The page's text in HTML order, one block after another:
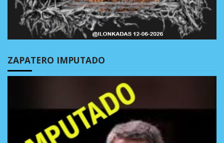
ZAPATERO IMPUTADO